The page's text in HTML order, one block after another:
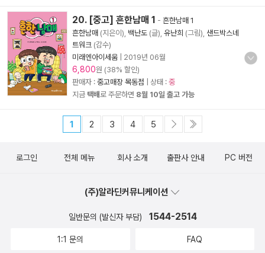
20. [중고] 흔한남매 1 - 흔한남매 1
흔한남매 (지은이), 백난도 (글), 유난희 (그림), 샌드박스네
트워크 (감수)
미래엔아이세움
2019년 06월
6,800원 (38% 할인)
판매자 : 중고매장 목동점 | 상태 : 중
지금 택배로 주문하면 8월 10일 출고 가능
1 2 3 4 5
로그인 전체 메뉴 회사 소개 출판사 안내 PC 버전
(주)알라딘커뮤니케이션
일반문의 (발신자 부담) 1544-2514
1:1 문의 FAQ